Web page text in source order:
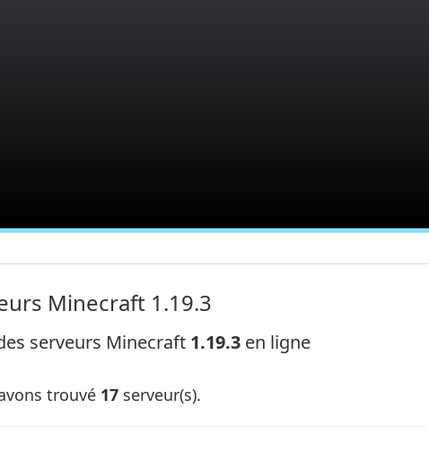
Minecraft 1.19.3
serveurs Minecraft 1.19.3en ligne
trouvé 17serveur(s).